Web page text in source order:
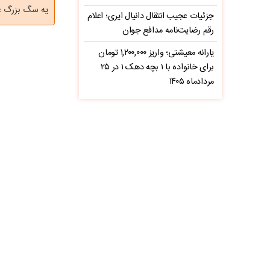
یه سگ بزرگ
جزئیات عجیب انتقال دانیال ایری؛ اعلام
رقم رضایت‌نامه مدافع جوان
یارانه معیشتی؛ واریز ۱,۲۰۰,۰۰۰ تومان
برای خانواده با ۱ بچه دهک ۱ در ۲۵
مردادماه ۱۴۰۵